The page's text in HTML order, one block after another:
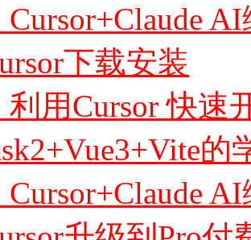
下载安装
利用Cursor 快速